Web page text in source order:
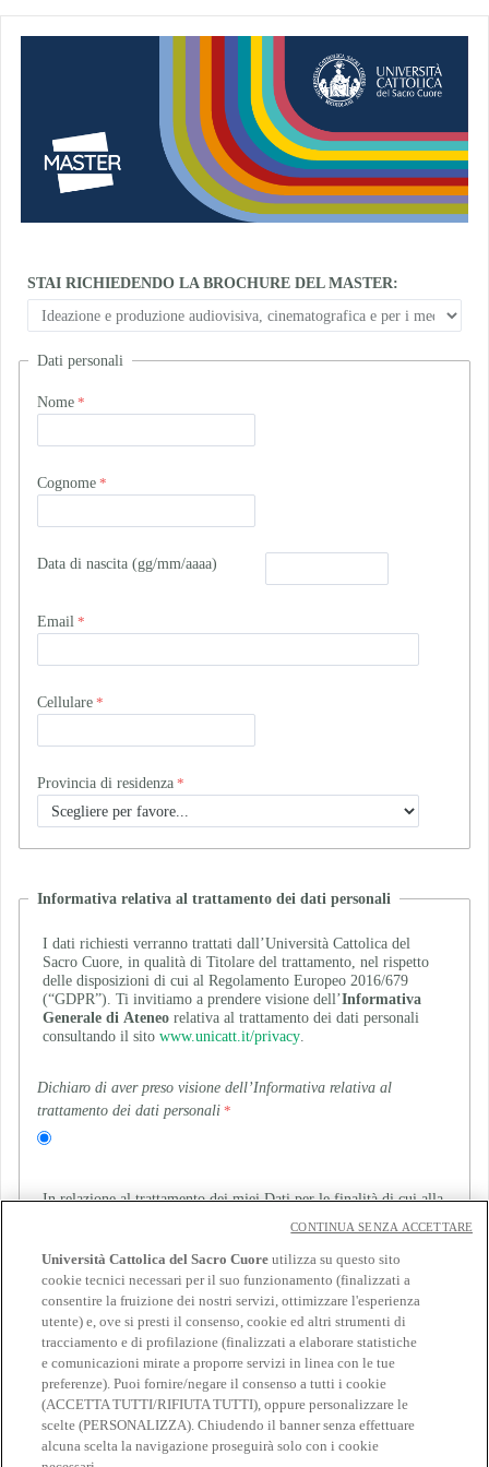
STAI RICHIEDENDO LA BROCHURE DEL MASTER:
Dati personali
Nome
Cognome
Data di nascita (gg/mm/aaaa)
Email
Cellulare
Provincia di residenza
Informativa relativa al trattamento dei dati personali
I dati richiesti verranno trattati dall’Università Cattolica del
Sacro Cuore, in qualità di Titolare del trattamento, nel rispetto
delle disposizioni di cui al Regolamento Europeo 2016/679
(“GDPR”). Ti invitiamo a prendere visione dell’Informativa
Generale di Ateneo relativa al trattamento dei dati personali
consultando il sito www.unicatt.it/privacy
Dichiaro di aver preso visione dell’Informativa relativa al
trattamento dei dati personali
In relazione al trattamento dei miei Dati per le finalità di cui alla
materiale informativo con modalità di contatto automatizzate e
non automatizzate, aventi ad oggetto: iscrizione ad eventi
organizzati da partner dell’Università e/o soggetti terzi, attività
promozionali, indagini legate a iniziative di ricerca),
Indica se presti o neghi il consenso
Università Cattolica del Sacro Cuore utilizza su questo sito
cookie tecnici necessari per il suo funzionamento (finalizzati a
consentire la fruizione dei nostri servizi, ottimizzare l'esperienza
utente) e, ove si presti il consenso, cookie ed altri strumenti di
tracciamento e di profilazione (finalizzati a elaborare statistiche
e comunicazioni mirate a proporre servizi in linea con le tue
preferenze). Puoi fornire/negare il consenso a tutti i cookie
(ACCETTA TUTTI/RIFIUTA TUTTI), oppure personalizzare le
scelte (PERSONALIZZA). Chiudendo il banner senza effettuare
alcuna scelta la navigazione proseguirà solo con i cookie
CONTINUA SENZA ACCETTARE